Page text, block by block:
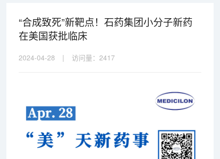
“合成致死”新靶点！石药集团小分子新药
在美国获批临床
2024-04-28 | 访问量： 2417